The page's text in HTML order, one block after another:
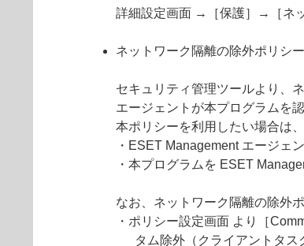
詳細設定画面 →［保護］→［ネ
ネットワーク隔離の除外ポリシ
セキュリティ管理ツールより、
エージェントが本プログラムを
本ポリシーを利用したい場合は
・ESET Management エージェ
・本プログラムを ESET
なお、ネットワーク隔離の除外
・ポリシー設定画面 より［
タム除外（クライアントタス